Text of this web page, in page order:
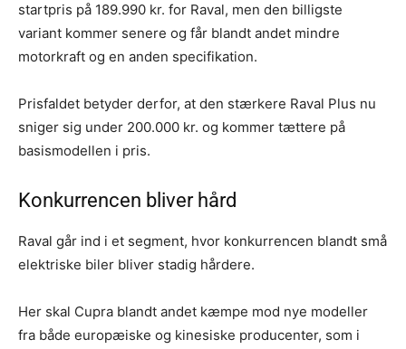
startpris på 189.990 kr. for Raval, men den billigste
variant kommer senere og får blandt andet mindre
motorkraft og en anden specifikation.
Prisfaldet betyder derfor, at den stærkere Raval Plus nu
sniger sig under 200.000 kr. og kommer tættere på
basismodellen i pris.
Konkurrencen bliver hård
Raval går ind i et segment, hvor konkurrencen blandt små
elektriske biler bliver stadig hårdere.
Her skal Cupra blandt andet kæmpe mod nye modeller
fra både europæiske og kinesiske producenter, som i